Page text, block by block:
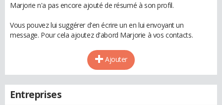
Marjorie n'a pas encore ajouté de résumé à son profil.
Vous pouvez lui suggérer d'en écrire un en lui envoyant un
message. Pour cela ajoutez d'abord Marjorie à vos contacts.
Ajouter
Entreprises